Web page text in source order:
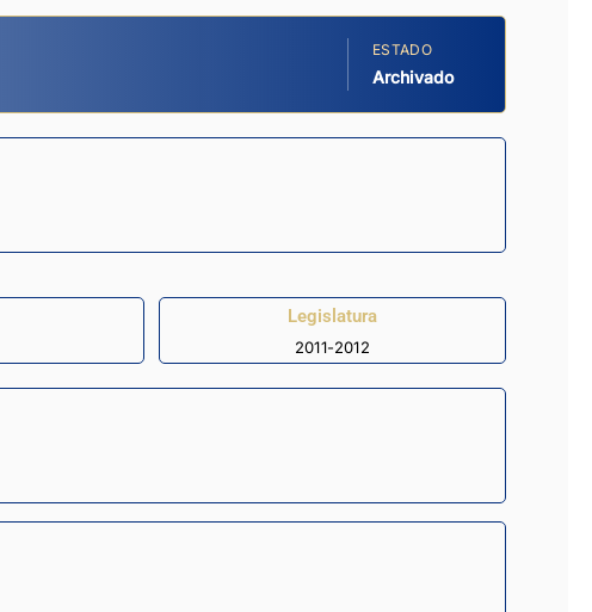
ESTADO
Archivado
Legislatura
2011-2012